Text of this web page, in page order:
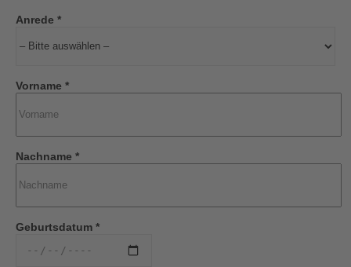
Anrede *
Vorname *
Nachname *
Geburtsdatum *